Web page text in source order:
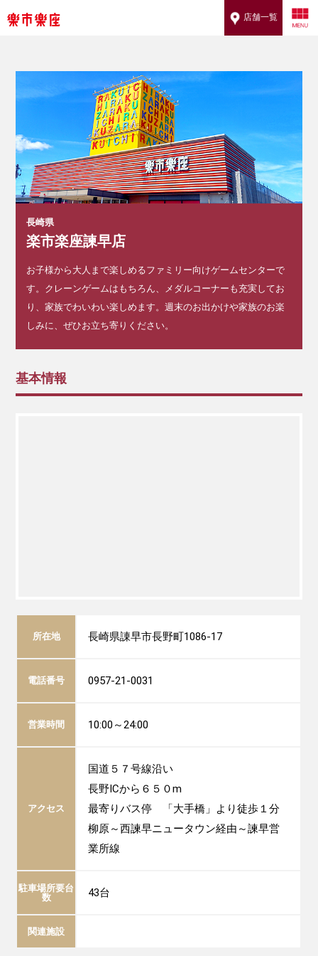
店舗一覧
長崎県
楽市楽座諫早店
お子様から大人まで楽しめるファミリー向けゲームセンターで
す。クレーンゲームはもちろん、メダルコーナーも充実してお
り、家族でわいわい楽しめます。週末のお出かけや家族のお楽
しみに、ぜひお立ち寄りください。
基本情報
所在地 長崎県諌早市長野町1086-17
電話番号 0957-21-0031
営業時間 10:00～24:00
アクセス
国道５７号線沿い
長野ICから６５０m
最寄りバス停 「大手橋」より徒歩１分
柳原～西諫早ニュータウン経由～諫早営
業所線
駐車場所要台
数
43台
関連施設